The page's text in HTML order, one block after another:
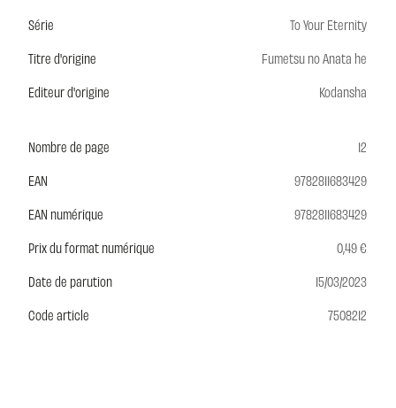
Série
To Your Eternity
Titre d'origine
Fumetsu no Anata he
Editeur d'origine
Kodansha
Nombre de page
12
EAN
9782811683429
EAN numérique
9782811683429
Prix du format numérique
0,49 €
Date de parution
15/03/2023
Code article
7508212